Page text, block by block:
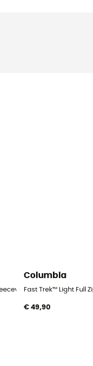
- Heren
Columbia
Fast Trek™ Light Full
€ 49,90